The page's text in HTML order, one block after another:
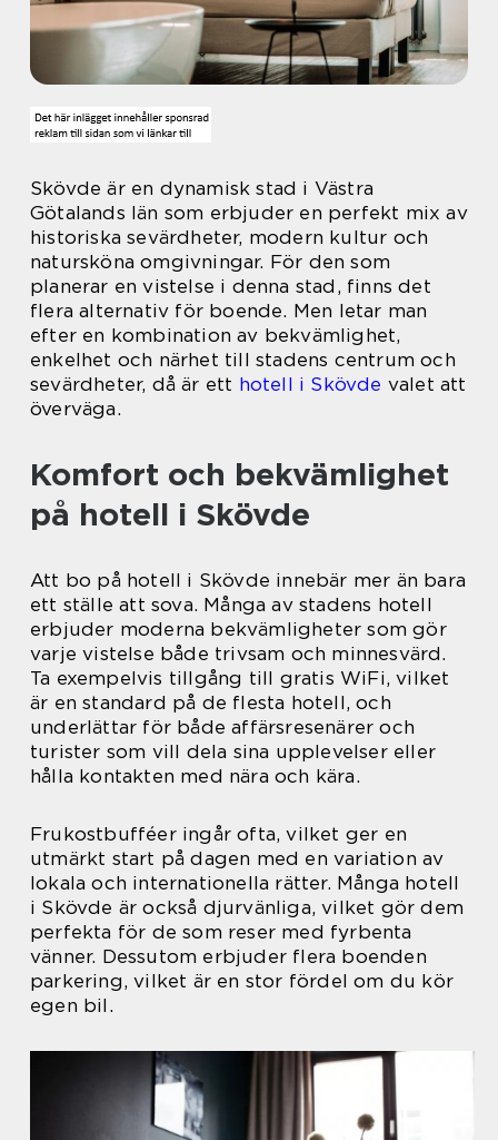
Skövde är en dynamisk stad i Västra
Götalands län som erbjuder en perfekt mix av
historiska sevärdheter, modern kultur och
natursköna omgivningar. För den som
planerar en vistelse i denna stad, finns det
flera alternativ för boende. Men letar man
efter en kombination av bekvämlighet,
enkelhet och närhet till stadens centrum och
sevärdheter, då är ett hotell i Skövde valet att
överväga.
Komfort och bekvämlighet
på hotell i Skövde
Att bo på hotell i Skövde innebär mer än bara
ett ställe att sova. Många av stadens hotell
erbjuder moderna bekvämligheter som gör
varje vistelse både trivsam och minnesvärd.
Ta exempelvis tillgång till gratis WiFi, vilket
är en standard på de flesta hotell, och
underlättar för både affärsresenärer och
turister som vill dela sina upplevelser eller
hålla kontakten med nära och kära.
Frukostbufféer ingår ofta, vilket ger en
utmärkt start på dagen med en variation av
lokala och internationella rätter. Många hotell
i Skövde är också djurvänliga, vilket gör dem
perfekta för de som reser med fyrbenta
vänner. Dessutom erbjuder flera boenden
parkering, vilket är en stor fördel om du kör
egen bil.